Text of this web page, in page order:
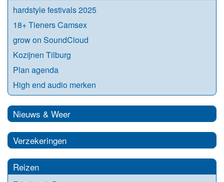
hardstyle festivals 2025
18+ Tieners Camsex
grow on SoundCloud
Kozijnen Tilburg
Plan agenda
High end audio merken
Nieuws & Weer
Verzekeringen
Reizen